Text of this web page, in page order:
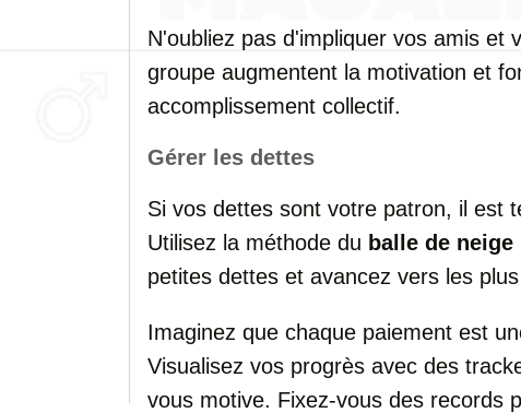
N'oubliez pas d'impliquer vos amis et
groupe augmentent la motivation et
accomplissement collectif.
Gérer les dettes
Si vos dettes sont votre patron, il est
Utilisez la méthode du balle de neige
petites dettes et avancez vers les
Imaginez que chaque paiement est
Visualisez vos progrès avec des
vous motive. Fixez-vous des records